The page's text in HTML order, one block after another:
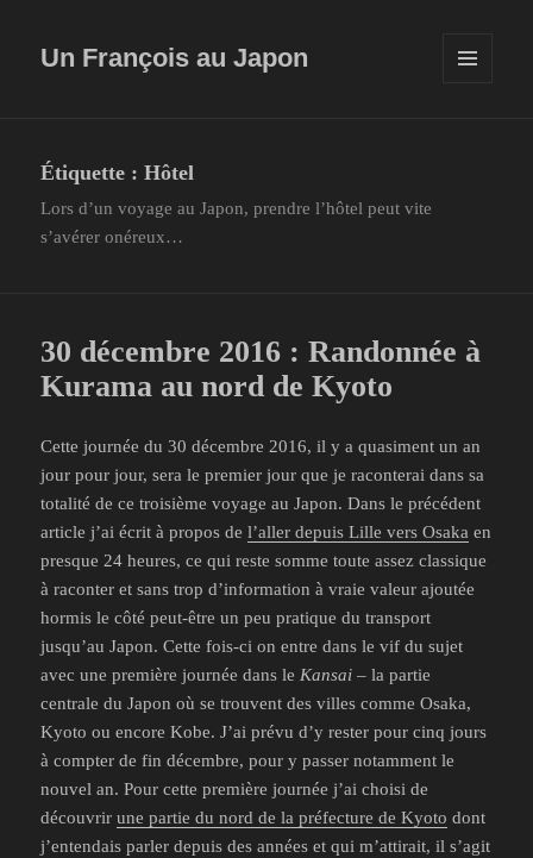
Un François au Japon
Étiquette :Hôtel
Lors d’un voyage au Japon, prendre l’hôtel peut vite
s’avérer onéreux…
30 décembre 2016 : Randonnée à
Kurama au nord de Kyoto
Cette journée du 30 décembre 2016, il y a quasiment un an
jour pour jour, sera le premier jour que je raconterai dans sa
totalité de ce troisième voyage au Japon. Dans le précédent
article j’ai écrit à propos del’aller depuis Lille vers Osaka en
presque 24 heures, ce qui reste somme toute assez classique
à raconter et sans trop d’information à vraie valeur ajoutée
hormis le côté peut-être un peu pratique du transport
jusqu’au Japon. Cette fois-ci on entre dans le vif du sujet
avec une première journée dans leKansai – la partie
centrale du Japon où se trouvent des villes comme Osaka,
Kyoto ou encore Kobe. J’ai prévu d’y rester pour cinq jours
à compter de fin décembre, pour y passer notamment le
nouvel an. Pour cette première journée j’ai choisi de
découvrirune partie du nord de la préfecture de Kyoto dont
j’entendais parler depuis des années et qui m’attirait, il s’agit